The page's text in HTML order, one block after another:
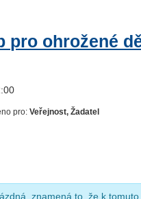
pro ohrožené
pro:Veřejnost, Žadatel
znamená to, že k